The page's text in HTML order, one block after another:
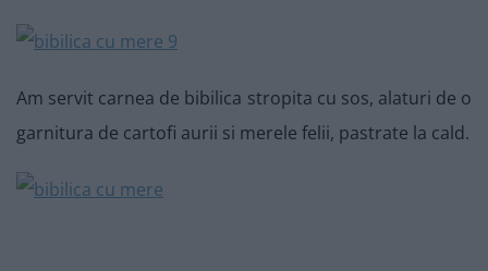
Am servit carnea de bibilica stropita cu sos, alaturi de o
garnitura de cartofi aurii si merele felii, pastrate la cald.